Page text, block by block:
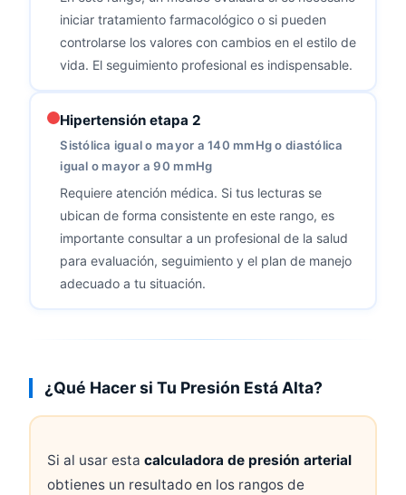
iniciar tratamiento farmacológico o si pueden
controlarse los valores con cambios en el estilo de
vida. El seguimiento profesional es indispensable.
Hipertensión etapa 2
Sistólica igual o mayor a 140 mmHg o diastólica
igual o mayor a 90 mmHg
Requiere atención médica. Si tus lecturas se
ubican de forma consistente en este rango, es
importante consultar a un profesional de la salud
para evaluación, seguimiento y el plan de manejo
adecuado a tu situación.
¿Qué Hacer si Tu Presión Está Alta?
Si al usar estacalculadora de presión arterial
obtienes un resultado en los rangos de